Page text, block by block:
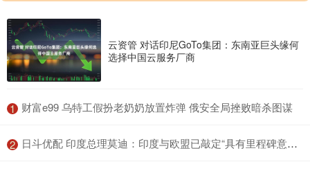
云资管 对话印尼GoTo集团：东南亚巨头缘何
选择中国云服务厂商
1 ​财富e99 乌特工假扮老奶奶放置炸弹 俄安全局挫败暗杀图谋
2 ​日斗优配 印度总理莫迪：印度与欧盟已敲定“具有里程碑意义”的自由贸易协定